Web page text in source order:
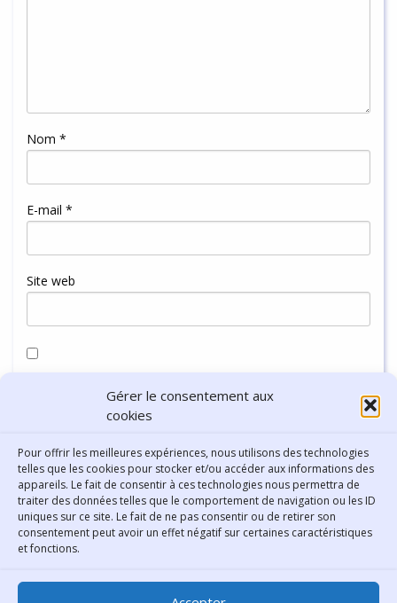
Gérer le consentement aux
cookies
Pour offrir les meilleures expériences, nous utilisons des technologies
telles que les cookies pour stocker et/ou accéder aux informations des
appareils. Le fait de consentir à ces technologies nous permettra de
traiter des données telles que le comportement de navigation ou les ID
uniques sur ce site. Le fait de ne pas consentir ou de retirer son
consentement peut avoir un effet négatif sur certaines caractéristiques
et fonctions.
Nom *
E-mail *
Site web
navigateur pour mon prochain commentaire.
Bibliothèque municipale de